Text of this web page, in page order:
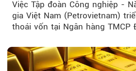
Việc Tập đoàn Công nghiệp -
gia Việt Nam (Petrovietnam)
thoái vốn tại Ngân hàng TMCP